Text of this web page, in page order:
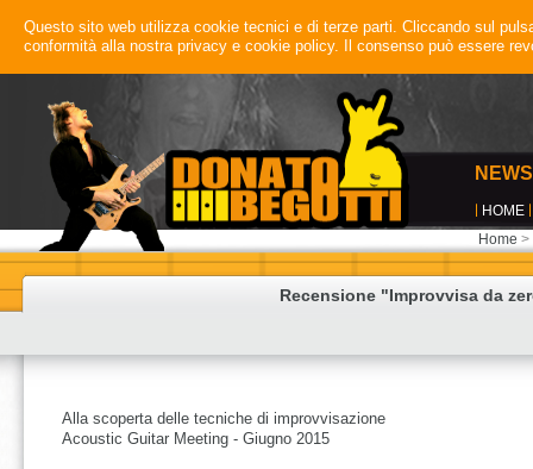
Questo sito web utilizza cookie tecnici e di terze parti. Cliccando sul
conformità alla nostra privacy e cookie policy. Il consenso può essere
NEWS
HOME
Home >
Recensione "Improvvisa da
Alla scoperta delle tecniche di improvvisazione
Acoustic Guitar Meeting - Giugno 2015